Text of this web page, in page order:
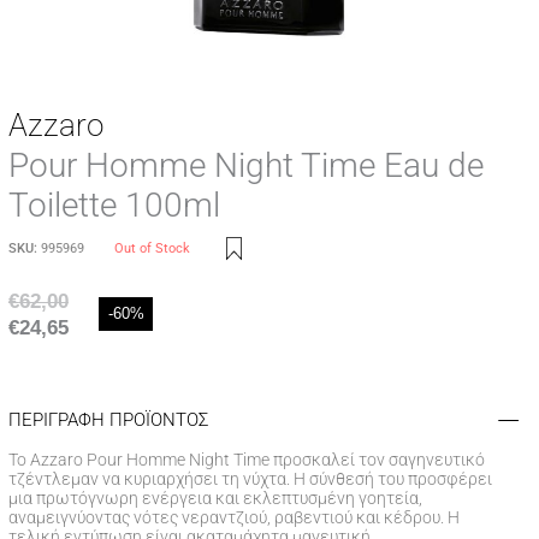
Azzaro
Pour Homme Night Time Eau de
Toilette 100ml
SKU: 995969 Out of Stock
€62,00
€24,65
-60%
ΠΕΡΙΓΡΑΦΗ ΠΡΟΪΟΝΤΟΣ
Το Azzaro Pour Homme Night Time προσκαλεί τον σαγηνευτικό
τζέντλεμαν να κυριαρχήσει τη νύχτα. Η σύνθεσή του προσφέρει
μια πρωτόγνωρη ενέργεια και εκλεπτυσμένη γοητεία,
αναμειγνύοντας νότες νεραντζιού, ραβεντιού και κέδρου. Η